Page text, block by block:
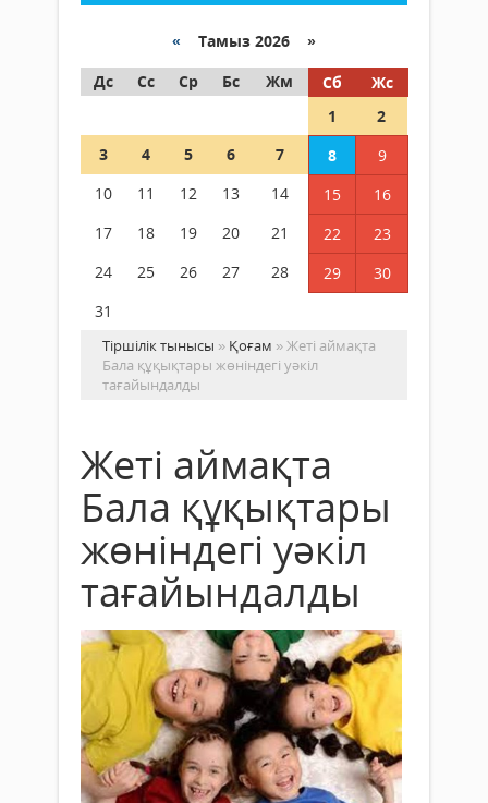
« Тамыз 2026 »
Дс
Сс Ср Бс Жм Сб
Жс
1
2
3
4 5 6 7 8
9
10
11 12 13 14 15
16
17
18 19 20 21 22
23
24
25 26 27 28 29
30
31
Тіршілік тынысы » Қоғам » Жеті аймақта
Бала құқықтары жөніндегі уәкіл
тағайындалды
Жеті аймақта
Бала құқықтары
жөніндегі уәкіл
тағайындалды